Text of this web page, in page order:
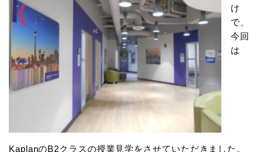
け
で、
今回
は
KaplanのB2クラスの授業見学をさせていただきました。